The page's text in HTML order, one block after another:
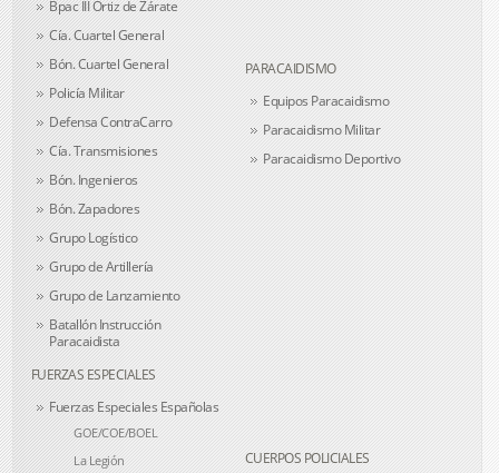
Bpac III Ortiz de Zárate
Cía. Cuartel General
Bón. Cuartel General
Policía Militar
Defensa ContraCarro
Cía. Transmisiones
Bón. Ingenieros
Bón. Zapadores
Grupo Logístico
Grupo de Artillería
Grupo de Lanzamiento
Batallón Instrucción
Paracaidista
PARACAIDISMO
Equipos Paracaidismo
Paracaidismo Militar
Paracaidismo Deportivo
FUERZAS ESPECIALES
Fuerzas Especiales Españolas
GOE/COE/BOEL
La Legión
CUERPOS POLICIALES